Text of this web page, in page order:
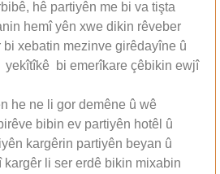
va tişta
hemî yên xwe dikin rêveber
xebatin mezinve girêdayîne û
yekîtîkê bi emerîkare çêbikin ewjî
he ne li gor demêne û wê
bibin ev partiyên hotêl û
kargêrin partiyên beyan û
kargêr li ser erdê bikin mixabin